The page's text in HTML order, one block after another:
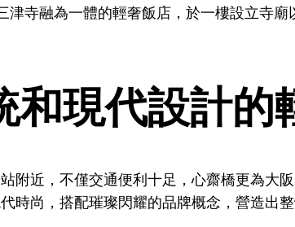
津寺融為一體的輕奢飯店，於一樓設立寺
和現代設計的
附近，不僅交通便利十足，心齋橋更為
時尚，搭配璀璨閃耀的品牌概念，營造出